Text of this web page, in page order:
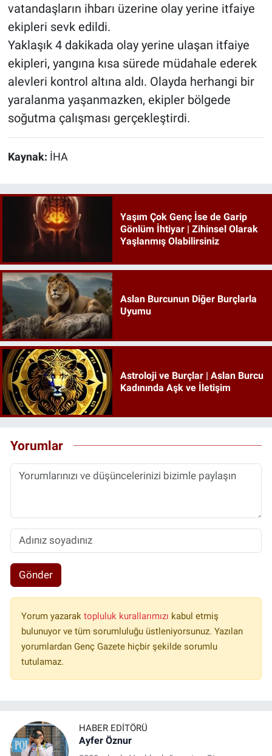
vatandaşların ihbarı üzerine olay yerine itfaiye
ekipleri sevk edildi.
Yaklaşık 4 dakikada olay yerine ulaşan itfaiye
ekipleri, yangına kısa sürede müdahale ederek
alevleri kontrol altına aldı. Olayda herhangi bir
yaralanma yaşanmazken, ekipler bölgede
soğutma çalışması gerçekleştirdi.
Kaynak: İHA
Yaşım Çok Genç İse de Garip
Gönlüm İhtiyar | Zihinsel Olarak
Yaşlanmış Olabilirsiniz
Aslan Burcunun Diğer Burçlarla
Uyumu
Astroloji ve Burçlar | Aslan Burcu
Kadınında Aşk ve İletişim
Yorumlar
Gönder
Yorum yazarak topluluk kurallarımızı kabul etmiş
bulunuyor ve tüm sorumluluğu üstleniyorsunuz. Yazılan
yorumlardan Genç Gazete hiçbir şekilde sorumlu
tutulamaz.
HABER EDITÖRÜ
Ayfer Öznur